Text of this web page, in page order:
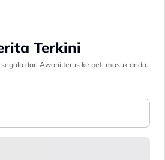
Terkini
dari Awani terus ke peti masuk anda.